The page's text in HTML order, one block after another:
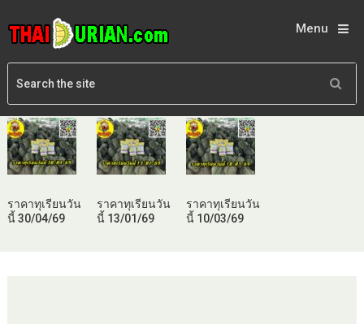
Menu
ราคาทุเรียนวัน
นี้ 30/04/69
ราคาทุเรียนวัน
นี้ 13/01/69
ราคาทุเรียนวัน
นี้ 10/03/69